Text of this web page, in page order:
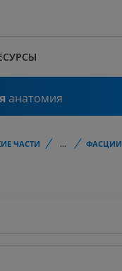
анатомия
ЧАСТИ ... ФАСЦИИ